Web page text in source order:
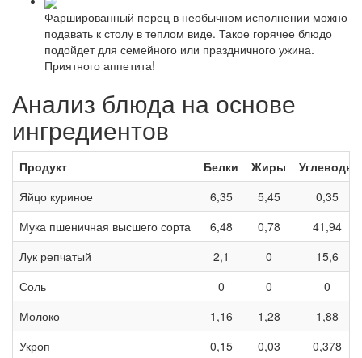
Фаршированный перец в необычном исполнении можно
подавать к столу в теплом виде. Такое горячее блюдо
подойдет для семейного или праздничного ужина.
Приятного аппетита!
Анализ блюда на основе
ингредиентов
Продукт Белки Жиры
Углеводы
Яйцо куриное
6,35 5,45
0,35
Мука пшеничная высшего сорта
6,48 0,78
41,94
Лук репчатый
2,1 0
15,6
Соль
0 0
0
Молоко
1,16 1,28
1,88
Укроп
0,15 0,03
0,378